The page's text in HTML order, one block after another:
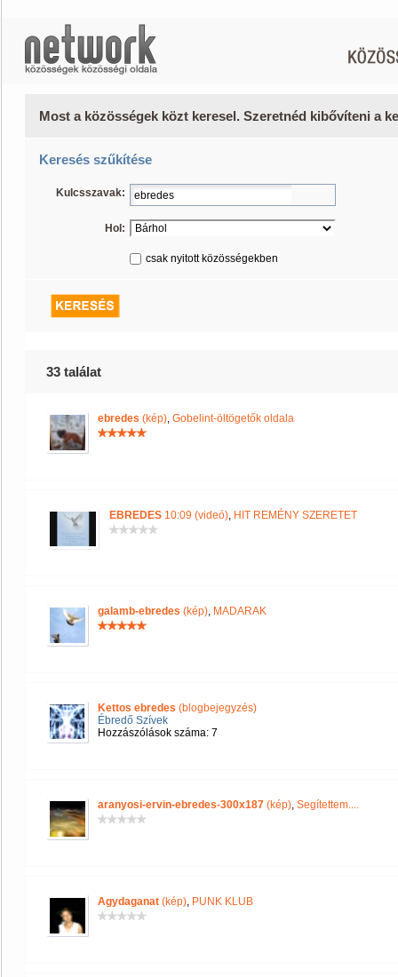
Most a közösségek közt keresel. Szeretnéd kibővíteni a
Keresés szűkítése
Kulcsszavak:
Hol:
csak nyitott közösségekben
33 találat
ebredes (kép), Gobelint-öltögetők oldala
EBREDES 10:09 (videó), HIT REMÉNY SZERETET
galamb-ebredes (kép), MADARAK
Kettos ebredes (blogbejegyzés)
Ébredő Szívek
Hozzászólások száma: 7
aranyosi-ervin-ebredes-300x187 (kép), Segítettem....
Agydaganat (kép), PUNK KLUB